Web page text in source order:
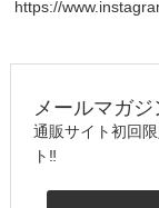
https://
メールマガ
通販サイト初回
ト‼︎